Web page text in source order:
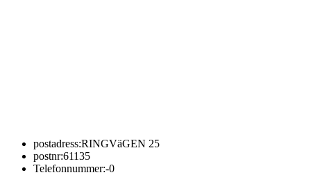
postadress:RINGVäGEN 25
postnr:61135
Telefonnummer:-0